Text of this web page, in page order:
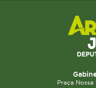
Praça Nossa